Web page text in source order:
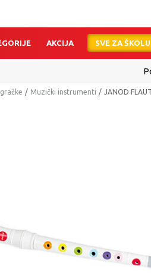
AKCIJA SVE ZA ŠKOLU
Muzički instrumenti JANOD